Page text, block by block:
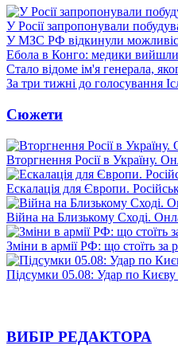
У Росії запропонували
У МЗС РФ відкинули
Ебола в Конго: медики вийшли
Стало відоме ім'я генерала,
За три тижні до голосування
Сюжети
Вторгнення Росії в Україну.
Ескалація для Європи.
Війна на Близькому Сході.
Зміни в армії РФ: що стоїть за
Підсумки 05.08: Удар по Києву
ВИБІР РЕДАКТОРА